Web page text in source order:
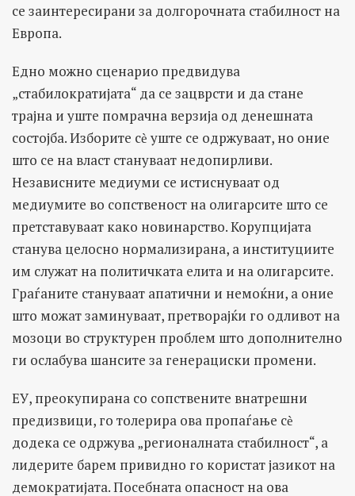
се заинтересирани за долгорочната стабилност на
Европа.
Едно можно сценарио предвидува
„стабилократијата“ да се зацврсти и да стане
трајна и уште помрачна верзија од денешната
состојба. Изборите сѐ уште се одржуваат, но оние
што се на власт стануваат недопирливи.
Независните медиуми се истиснуваат од
медиумите во сопственост на олигарсите што се
претставуваат како новинарство. Корупцијата
станува целосно нормализирана, а институциите
им служат на политичката елита и на олигарсите.
Граѓаните стануваат апатични и немоќни, а оние
што можат заминуваат, претворајќи го одливот на
мозоци во структурен проблем што дополнително
ги ослабува шансите за генерациски промени.
ЕУ, преокупирана со сопствените внатрешни
предизвици, го толерира ова пропаѓање сѐ
додека се одржува „регионалната стабилност“, а
лидерите барем привидно го користат јазикот на
демократијата. Посебната опасност на ова